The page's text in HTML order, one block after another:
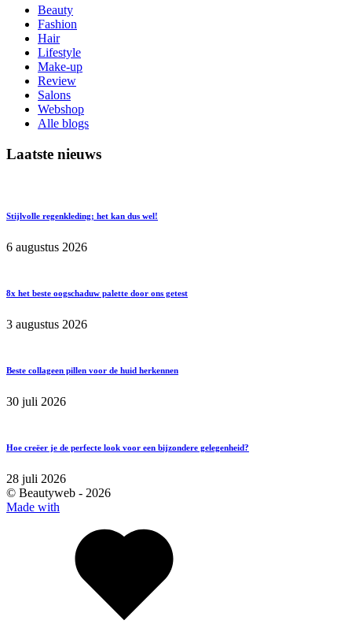
Beauty
Fashion
Hair
Lifestyle
Make-up
Review
Salons
Webshop
Alle blogs
Laatste nieuws
Stijlvolle regenkleding; het kan dus wel!
6 augustus 2026
8x het beste oogschaduw palette door ons getest
3 augustus 2026
Beste collageen pillen voor de huid herkennen
30 juli 2026
Hoe creëer je de perfecte look voor een bijzondere gelegenheid?
28 juli 2026
© Beautyweb - 2026
Made with